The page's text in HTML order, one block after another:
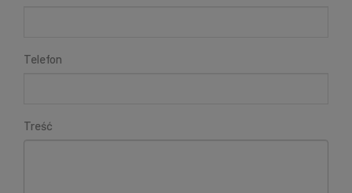
Telefon
Treść